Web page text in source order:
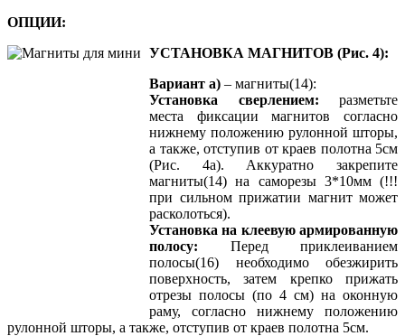
ОПЦИИ:
УСТАНОВКА МАГНИТОВ (Рис. 4):
Вариант а) – магниты(14):
Установка сверлением: разметьте
места фиксации магнитов согласно
нижнему положению рулонной шторы,
а также, отступив от краев полотна 5см
(Рис. 4а). Аккуратно закрепите
магниты(14) на саморезы 3*10мм (!!!
при сильном прижатии магнит может
расколоться).
Установка на клеевую армированную
полосу: Перед приклеиванием
полосы(16) необходимо обезжирить
поверхность, затем крепко прижать
отрезы полосы (по 4 см) на оконную
раму, согласно нижнему положению
рулонной шторы, а также, отступив от краев полотна 5см.